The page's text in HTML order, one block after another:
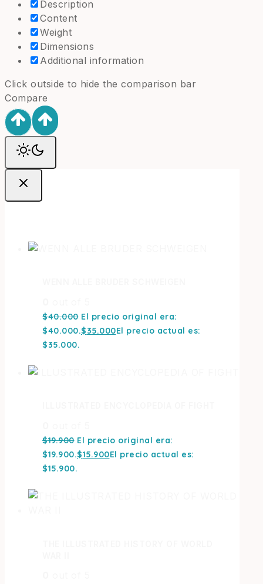
Description
Content
Weight
Dimensions
Additional information
Click outside to hide the comparison bar
Compare
$40.000 El precio original era:
$40.000.$35.000El precio actual es:
$35.000.
$19.900 El precio original era:
$19.900.$15.900El precio actual es:
$15.900.